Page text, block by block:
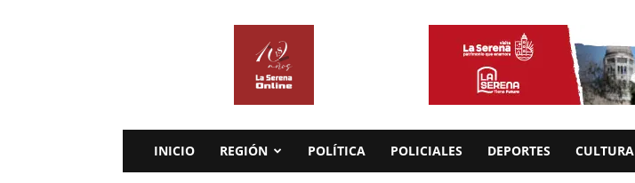
INICIO REGIÓN POLÍTICA POLICIALES DEPORTES CULTURA